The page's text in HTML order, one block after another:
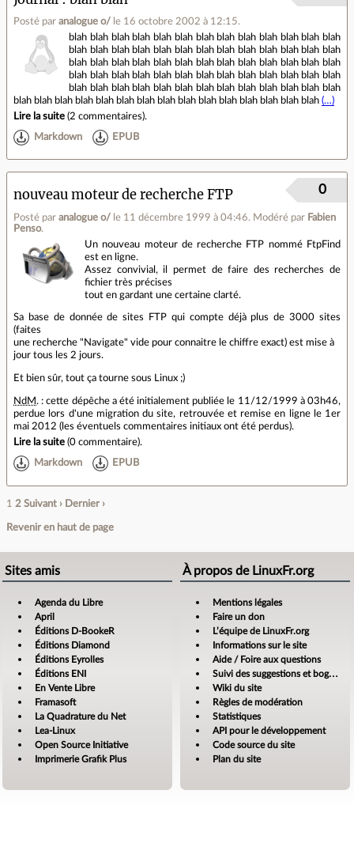
Posté par analogue o/ le 16 octobre 2002 à 12:15.
blah blah blah blah blah blah blah blah blah blah blah blah blah
blah blah blah blah blah blah blah blah blah blah blah blah blah
blah blah blah blah blah blah blah blah blah blah blah blah blah
blah blah blah blah blah blah blah blah blah blah blah blah blah
blah blah blah blah blah blah blah blah blah blah blah blah blah
blah blah blah blah blah blah blah blah blah blah blah blah blah blah blah (…)
Lire la suite (2 commentaires).
Markdown EPUB
nouveau moteur de recherche FTP
Posté par analogue o/ le 11 décembre 1999 à 04:46. Modéré par Fabien
Penso.
0
Un nouveau moteur de recherche FTP nommé FtpFind
est en ligne.
Assez convivial, il permet de faire des recherches de
fichier très précises
tout en gardant une certaine clarté.
Sa base de donnée de sites FTP qui compte déjà plus de 3000 sites
(faites
une recherche "Navigate" vide pour connaitre le chiffre exact) est mise à
jour tous les 2 jours.
Et bien sûr, tout ça tourne sous Linux ;)
NdM . : cette dépêche a été initialement publiée le 11/12/1999 à 03h46,
perdue lors d'une migration du site, retrouvée et remise en ligne le 1er
mai 2012 (les éventuels commentaires initiaux ont été perdus).
Lire la suite (0 commentaire).
Markdown EPUB
1 2 Suivant › Dernier ›
Revenir en haut de page
Sites amis
Agenda du Libre
April
Éditions D-BookeR
Éditions Diamond
Éditions Eyrolles
Éditions ENI
En Vente Libre
Framasoft
La Quadrature du Net
Lea-Linux
Open Source Initiative
Imprimerie Grafik Plus
À propos de LinuxFr.org
Mentions légales
Faire un don
L’équipe de LinuxFr.org
Informations sur le site
Aide / Foire aux questions
Suivi des suggestions et bogues
Wiki du site
Règles de modération
Statistiques
API pour le développement
Code source du site
Plan du site